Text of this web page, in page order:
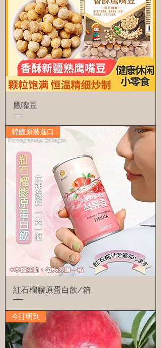
鷹嘴豆
韓國原裝進口
紅石榴膠原蛋白飲/箱
今訂明到